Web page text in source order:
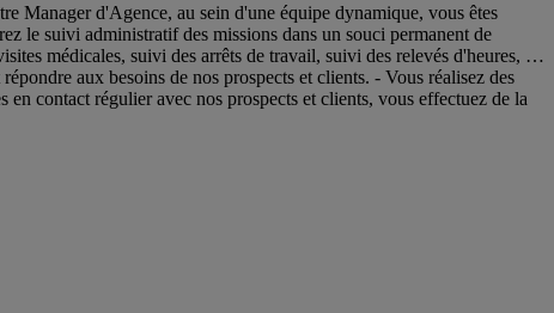
d'Agence, au sein d'une équipe dynamique, vous êtes
le suivi administratif des missions dans un souci permanent de
médicales, suivi des arrêts de travail, suivi des relevés d'heures, …
aux besoins de nos prospects et clients. - Vous réalisez des
contact régulier avec nos prospects et clients, vous effectuez de la